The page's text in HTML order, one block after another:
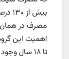
تا ۱۸ سال وجود دارد.